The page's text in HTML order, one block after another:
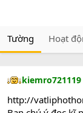
Tường Hoạt
kiemro721119
http://